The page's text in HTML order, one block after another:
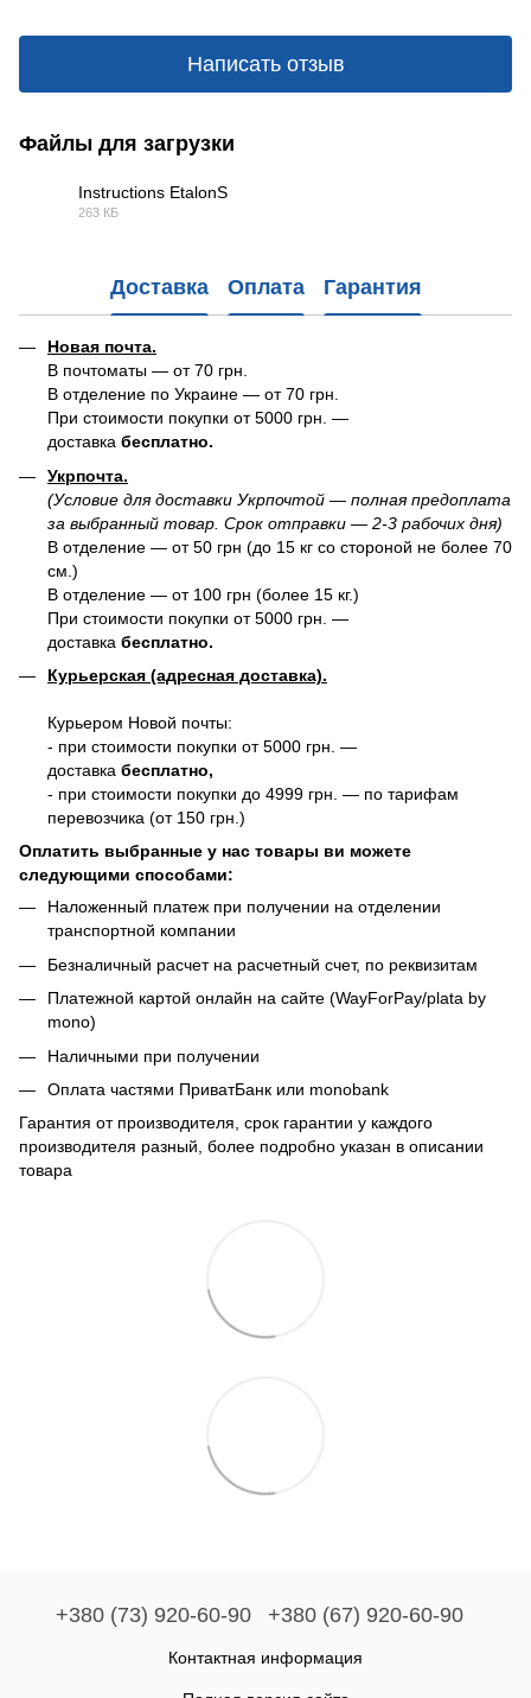
Написать отзыв
Файлы для загрузки
Instructions EtalonS
263 КБ
Доставка Оплата Гарантия
Новая почта.
В почтоматы — от 70 грн.
В отделение по Украине — от 70 грн.
При стоимости покупки от 5000 грн. —
доставка бесплатно.
Укрпочта.
(Условие для доставки Укрпочтой — полная предоплата
за выбранный товар. Срок отправки — 2-3 рабочих дня)
В отделение — от 50 грн (до 15 кг со стороной не более 70
см.)
В отделение — от 100 грн (более 15 кг.)
При стоимости покупки от 5000 грн. —
доставка бесплатно.
Курьерская (адресная доставка).
Курьером Новой почты:
- при стоимости покупки от 5000 грн. —
доставка бесплатно,
- при стоимости покупки до 4999 грн. — по тарифам
перевозчика (от 150 грн.)
Оплатить выбранные у нас товары ви можете
следующими способами:
Наложенный платеж при получении на отделении
транспортной компании
Безналичный расчет на расчетный счет, по реквизитам
Платежной картой онлайн на сайте (WayForPay/plata by
mono)
Наличными при получении
Оплата частями ПриватБанк или monobank
Гарантия от производителя, срок гарантии у каждого
производителя разный, более подробно указан в описании
товара
+380 (73) 920-60-90 +380 (67) 920-60-90
Контактная информация